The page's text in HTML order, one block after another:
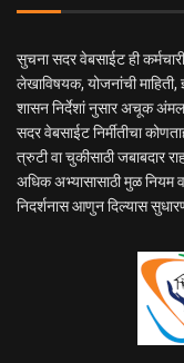
सुचना सदर वेबसाईट ही
लेखाविषयक, योजनांची
शासन निर्देशां नुसार अचूक
सदर वेबसाईट निर्मीतीचा
त्रुटी वा चुकीसाठी जबाबदार
अधिक अभ्यासासाठी मुळ नियम
निदर्शनास आणुन दिल्यास